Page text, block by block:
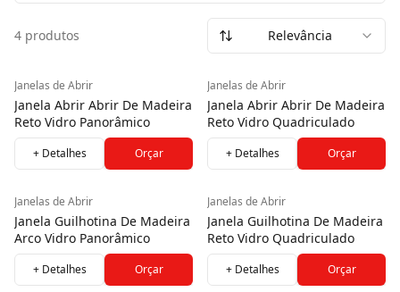
Unem charme clássico, ventilação eficiente e excelente
entrada de luz natural. Versáteis e elegantes, valorizam
fachadas e ambientes internos, oferecendo praticidade no
dia a dia, vedação eficiente e um acabamento que
transforma qualquer espaço.
4 produtos Relevância
Janelas de Abrir
Janela Abrir Abrir De Madeira
Reto Vidro Panorâmico
+ Detalhes Orçar
Janelas de Abrir
Janela Abrir Abrir De Madeira
Reto Vidro Quadriculado
+ Detalhes Orçar
Janelas de Abrir
Janela Guilhotina De Madeira
Arco Vidro Panorâmico
+ Detalhes Orçar
Janelas de Abrir
Janela Guilhotina De Madeira
Reto Vidro Quadriculado
+ Detalhes Orçar